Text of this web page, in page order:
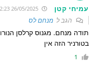
עמיחי קטן
הגב למנחם לס
תודה מנחם. מגנוס קרלסן
בטורניר הזה אין
1